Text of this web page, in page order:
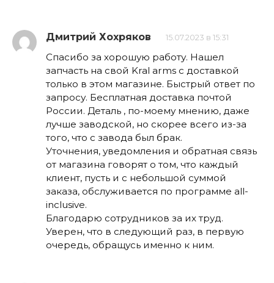
Дмитрий Хохряков 15.07.2023 в 15:31
Спасибо за хорошую работу. Нашел
запчасть на свой Kral arms с доставкой
только в этом магазине. Быстрый ответ по
запросу. Бесплатная доставка почтой
России. Деталь , по-моему мнению, даже
лучше заводской, но скорее всего из-за
того, что с завода был брак.
Уточнения, уведомления и обратная связь
от магазина говорят о том, что каждый
клиент, пусть и с небольшой суммой
заказа, обслуживается по программе all-
inclusive.
Благодарю сотрудников за их труд.
Уверен, что в следующий раз, в первую
очередь, обращусь именно к ним.